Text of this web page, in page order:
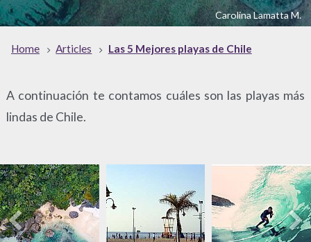
Carolina Lamatta M.
Home Articles Las 5 Mejores playas de Chile
A continuación te contamos cuáles son las playas más
lindas de Chile.